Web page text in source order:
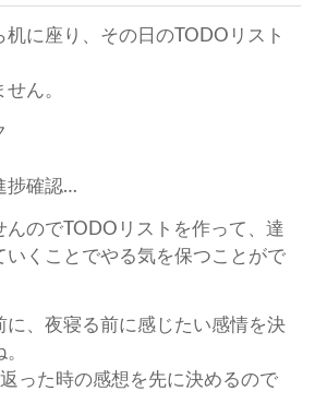
に座り、その日のTODOリスト
ん。
捗確認…
んのでTODOリストを作って、達
いくことでやる気を保つことがで
に、夜寝る前に感じたい感情を決
った時の感想を先に決めるので